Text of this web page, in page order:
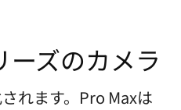
ズのカメラ
れます。Pro Maxは